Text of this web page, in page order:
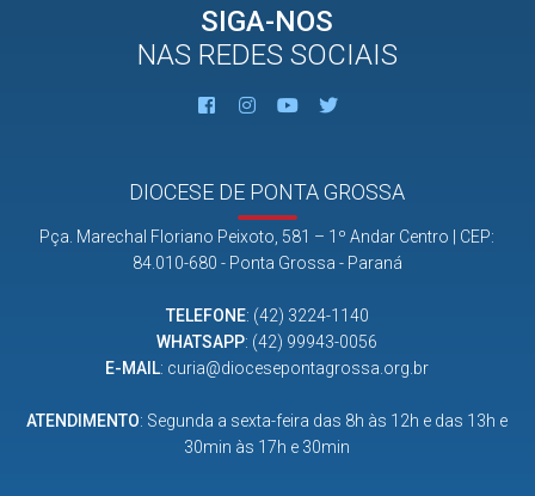
SIGA-NOS
NAS REDES SOCIAIS
DIOCESE DE PONTA GROSSA
Pça. Marechal Floriano Peixoto, 581 – 1º Andar Centro | CEP:
84.010-680 - Ponta Grossa - Paraná
TELEFONE: (42) 3224-1140
WHATSAPP: (42) 99943-0056
E-MAIL: curia@diocesepontagrossa.org.br
ATENDIMENTO: Segunda a sexta-feira das 8h às 12h e das 13h e
30min às 17h e 30min